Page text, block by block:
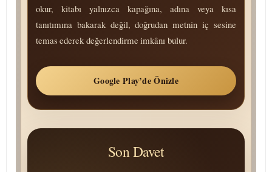
okur, kitabı yalnızca kapağına, adına veya kısa
tanıtımına bakarak değil, doğrudan metnin iç sesine
temas ederek değerlendirme imkânı bulur.
Google Play’de Önizle
Son Davet